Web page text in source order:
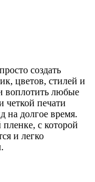
создать
цветов, стилей и
воплотить любые
четкой печати
на долгое время.
с которой
и легко